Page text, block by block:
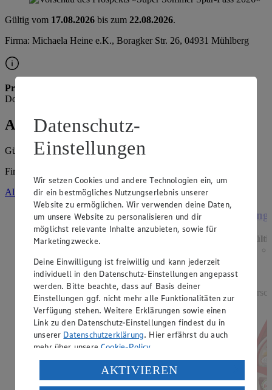
Gültig vom 17.08.2026 bis zum 22.08.2026.
Firma: Michaela Heine e.K., Boragker Str. 26, 04931 Mühlberg
Prospekt ab Donnerstag
Donnerstag verfügbar.
Angebote der Woche
Gültig vom 10.08.2026 bis zum15.08.2026
Firma: Michaela Heine e.K., Boragker Str. 26, 04931 Mühlberg
Alle Angebote ansehen
Angebot:Beemster mild oder pikant
Gültig ab 13.08.2026
Rabattierter Preis von 0.99€ (Insgesamt -44%
Rabatt)
holl. Schnittkäse, vollmundiger Geschmack, 48%
Fett i. Tr., 100g, (1kg = 9,90)
Datenschutz-
Einstellungen
Wir setzen Cookies und andere Technologien ein, um
dir ein bestmögliches Nutzungserlebnis unserer
Website zu ermöglichen. Wir verwenden deine Daten,
um unsere Website zu personalisieren und dir
möglichst relevante Inhalte anzubieten, sowie für
Marketingzwecke.
Deine Einwilligung ist freiwillig und kann jederzeit
individuell in den Datenschutz-Einstellungen angepasst
werden. Bitte beachte, dass auf Basis deiner
Einstellungen ggf. nicht mehr alle Funktionalitäten zur
Verfügung stehen. Weitere Erklärungen sowie einen
Link zu den Datenschutz-Einstellungen findest du in
unserer Datenschutzerklärung. Hier erfährst du auch
mehr über unsereCookie-Policy.
Verarbeitung deiner personenbezogenen Daten in den
USA durch Facebook und YouTube:
AKTIVIEREN